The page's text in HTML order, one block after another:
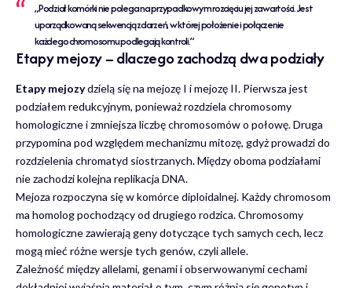
„Podział komórki nie polega na przypadkowym rozcięciu jej zawartości. Jest
uporządkowaną sekwencją zdarzeń, w której położenie i połączenie
każdego chromosomu podlegają kontroli.”
Etapy mejozy – dlaczego zachodzą dwa podziały
Etapy mejozydzielą się na mejozę I i mejozę II. Pierwsza jest
podziałem redukcyjnym, ponieważ rozdziela chromosomy
homologiczne i zmniejsza liczbę chromosomów o połowę. Druga
przypomina pod względem mechanizmu mitozę, gdyż prowadzi do
rozdzielenia chromatyd siostrzanych. Między oboma podziałami
nie zachodzi kolejna replikacja DNA.
Mejoza rozpoczyna się w komórce diploidalnej. Każdy chromosom
ma homolog pochodzący od drugiego rodzica. Chromosomy
homologiczne zawierają geny dotyczące tych samych cech, lecz
mogą mieć różne wersje tych genów, czyli allele.
Zależność między allelami, genami i obserwowanymi cechami